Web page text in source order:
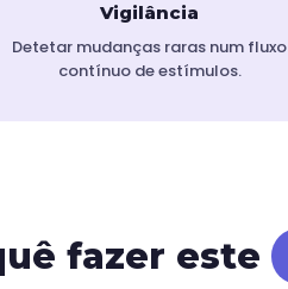
Vigilância
Detetar mudanças raras num fluxo
contínuo de estímulos.
fazer este